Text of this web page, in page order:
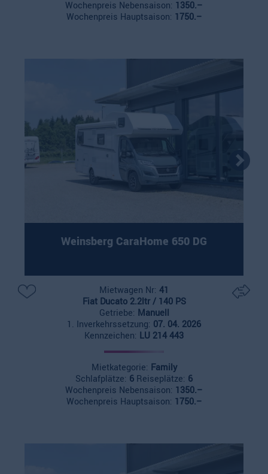
Wochenpreis Nebensaison: 1350.–
Wochenpreis Hauptsaison: 1750.–
Weinsberg CaraHome 650 DG
Mietwagen Nr: 41
Fiat Ducato 2.2ltr / 140 PS
Getriebe: Manuell
1. Inverkehrssetzung: 07. 04. 2026
Kennzeichen: LU 214 443
Mietkategorie: Family
Schlafplätze: 6 Reiseplätze: 6
Wochenpreis Nebensaison: 1350.–
Wochenpreis Hauptsaison: 1750.–